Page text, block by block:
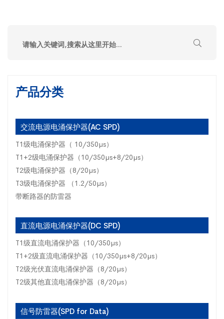
产品分类
交流电源电涌保护器(AC SPD)
T1级电涌保护器（ 10/350µs）
T1+2级电涌保护器（10/350µs+8/20µs）
T2级电涌保护器（8/20µs）
T3级电涌保护器 （1.2/50µs）
带断路器的防雷器
直流电源电涌保护器(DC SPD)
T1级直流电涌保护器（10/350µs）
T1+2级直流电涌保护器（10/350µs+8/20µs）
T2级光伏直流电涌保护器（8/20µs）
T2级其他直流电涌保护器（8/20µs）
信号防雷器(SPD for Data)